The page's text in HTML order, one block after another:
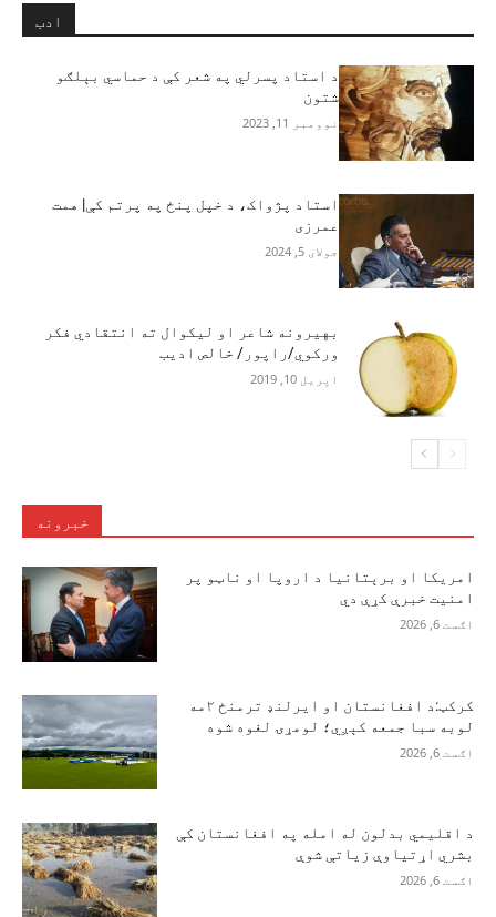
ادب
د استاد پسرلي په شعر کې د حماسي بېلګو
شتون
نوومبر 11, 2023
استاد پژواک، د خپل پنځ په پرتم کې| همت
عمرزی
جولای 5, 2024
بهیرونه شاعر او لیکوال ته انتقادي فکر
ورکوي/راپور/ خالص ادیب
اپریل 10, 2019
خبرونه
امریکا او برېتانیا د اروپا او ناټو پر
امنیت خبرې کړې دي
اګست 6, 2026
کرکټ:د افغانستان او ایرلنډ ترمنځ ۲مه
لوبه سبا جمعه کېږي؛ لومړۍ لغوه شوه
اګست 6, 2026
د اقلیمي بدلون له امله په افغانستان کې
بشري اړتیاوې زیاتې شوې
اګست 6, 2026